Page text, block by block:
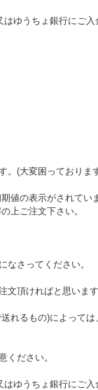
ゆうちょ銀行にご入
。(大変困っておりま
値の表示がされてい
上ご注文下さい。
なさってください。
頂ければと思います
れるもの)によって
ください。
ゆうちょ銀行にご入